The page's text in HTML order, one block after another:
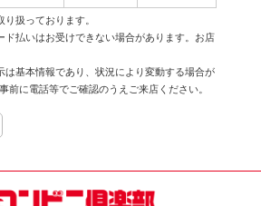
扱っております。
ド払いはお受けできない場合があります。お店
は基本情報であり、状況により変動する場合が
前に電話等でご確認のうえご来店ください。